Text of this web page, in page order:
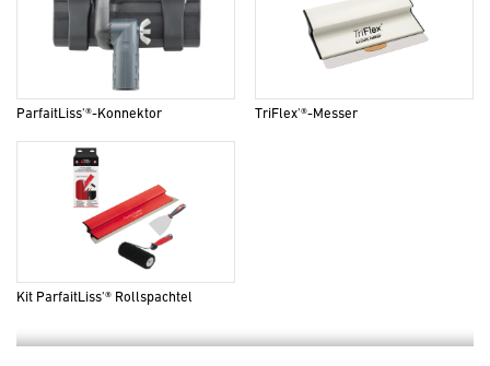
ParfaitLiss'®-Konnektor TriFlex'®-Messer
Kit ParfaitLiss'® Rollspachtel